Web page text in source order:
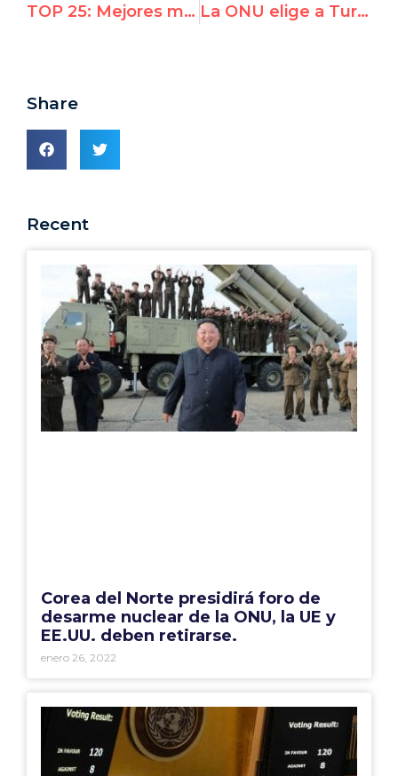
TOP 25: Mejores momentos de UN Watch 2017 La ONU elige a Turquía para supervisar a activistas de DD.HH., Vicepresidente del Comité sobre ONGs
Share
Recent
Corea del Norte presidirá foro de
desarme nuclear de la ONU, la UE y
EE.UU. deben retirarse.
enero 26, 2022